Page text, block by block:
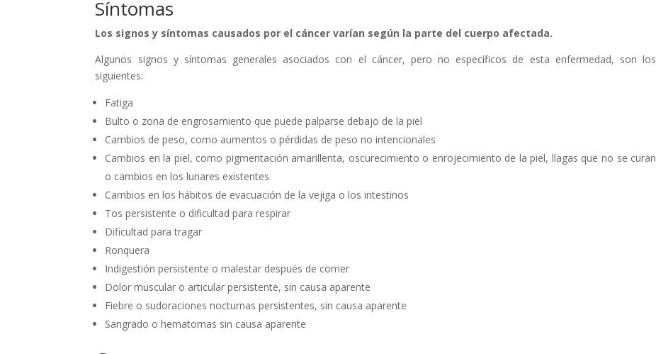
Síntomas
Los signos y síntomas causados por el cáncer varían según la parte del cuerpo afectada.
Algunos signos y síntomas generales asociados con el cáncer, pero no específicos de esta enfermedad, son los
siguientes:
Fatiga
Bulto o zona de engrosamiento que puede palparse debajo de la piel
Cambios de peso, como aumentos o pérdidas de peso no intencionales
Cambios en la piel, como pigmentación amarillenta, oscurecimiento o enrojecimiento de la piel, llagas que no se curan
o cambios en los lunares existentes
Cambios en los hábitos de evacuación de la vejiga o los intestinos
Tos persistente o dificultad para respirar
Dificultad para tragar
Ronquera
Indigestión persistente o malestar después de comer
Dolor muscular o articular persistente, sin causa aparente
Fiebre o sudoraciones nocturnas persistentes, sin causa aparente
Sangrado o hematomas sin causa aparente